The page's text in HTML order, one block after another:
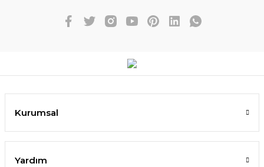
Kurumsal
Yardım